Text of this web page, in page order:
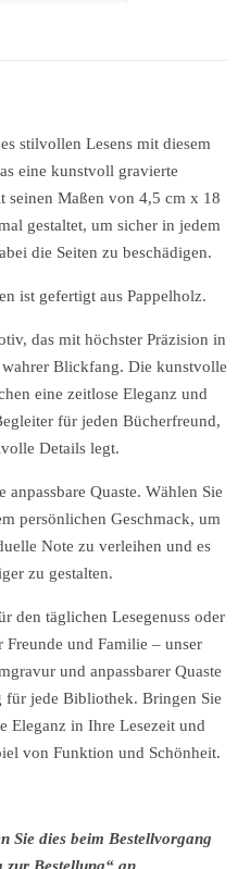
stilvollen Lesens mit diesem
eine kunstvoll gravierte
Maßen von 4,5 cm x 18
gestaltet, um sicher in jedem
die Seiten zu beschädigen.
ist gefertigt aus Pappelholz.
das mit höchster Präzision in
Blickfang. Die kunstvolle
eine zeitlose Eleganz und
für jeden Bücherfreund,
Details legt.
Quaste. Wählen Sie
persönlichen Geschmack, um
Note zu verleihen und es
zu gestalten.
den täglichen Lesegenuss oder
und Familie – unser
und anpassbarer Quaste
für jede Bibliothek. Bringen Sie
Eleganz in Ihre Lesezeit und
von Funktion und Schönheit.
Sie dies beim Bestellvorgang